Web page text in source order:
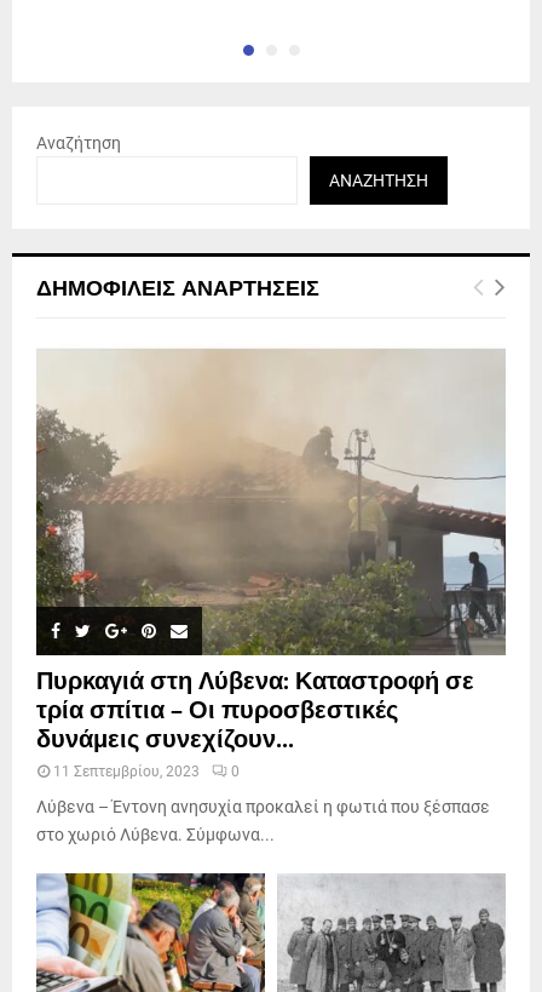
Αναζήτηση
ΑΝΑΖΉΤΗΣΗ
ΔΗΜΟΦΙΛΕΊΣ ΑΝΑΡΤΉΣΕΙΣ
Πυρκαγιά στη Λύβενα: Καταστροφή σε
τρία σπίτια – Οι πυροσβεστικές
δυνάμεις συνεχίζουν...
11 Σεπτεμβρίου, 2023 0
Λύβενα – Έντονη ανησυχία προκαλεί η φωτιά που ξέσπασε
στο χωριό Λύβενα. Σύμφωνα...